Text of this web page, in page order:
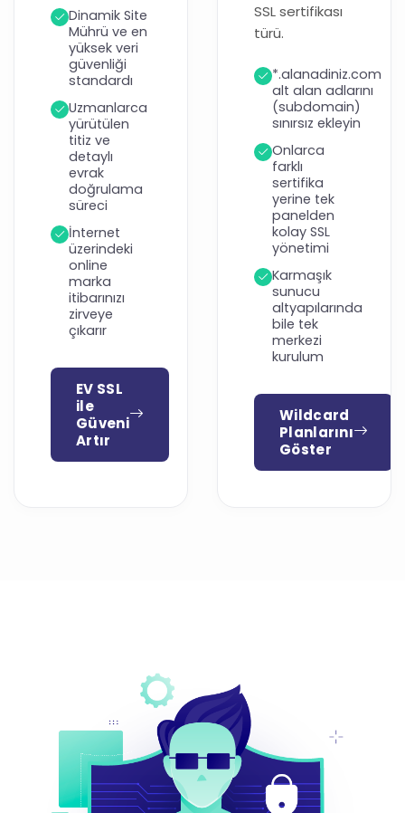
Dinamik Site
Mührü ve en
yüksek veri
güvenliği
standardı
Uzmanlarca
yürütülen
titiz ve
detaylı
evrak
doğrulama
süreci
İnternet
üzerindeki
online
marka
itibarınızı
zirveye
çıkarır
EV SSL
ile
Güveni
Artır
SSL sertifikası
türü.
*.alanadiniz.com
alt alan adlarını
(subdomain)
sınırsız ekleyin
Onlarca
farklı
sertifika
yerine tek
panelden
kolay SSL
yönetimi
Karmaşık
sunucu
altyapılarında
bile tek
merkezi
kurulum
Wildcard
Planlarını
Göster